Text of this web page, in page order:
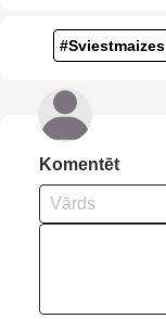
#Sviestmaizes
Komentēt